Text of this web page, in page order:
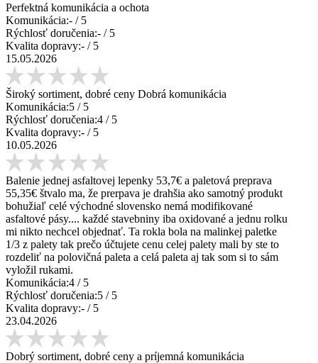
Perfektná komunikácia a ochota
Komunikácia:- / 5
Rýchlosť doručenia:- / 5
Kvalita dopravy:- / 5
15.05.2026
Široký sortiment, dobré ceny Dobrá komunikácia
Komunikácia:5 / 5
Rýchlosť doručenia:4 / 5
Kvalita dopravy:- / 5
10.05.2026
Balenie jednej asfaltovej lepenky 53,7€ a paletová preprava
55,35€ štvalo ma, že prerpava je drahšia ako samotný produkt
bohužiaľ celé východné slovensko nemá modifikované
asfaltové pásy.... každé stavebniny iba oxidované a jednu rolku
mi nikto nechcel objednať. Ta rokla bola na malinkej paletke
1/3 z palety tak prečo účtujete cenu celej palety mali by ste to
rozdeliť na polovičná paleta a celá paleta aj tak som si to sám
vyložil rukami.
Komunikácia:4 / 5
Rýchlosť doručenia:5 / 5
Kvalita dopravy:- / 5
23.04.2026
Dobrý sortiment, dobré ceny a príjemná komunikácia